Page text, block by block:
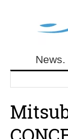
NewCarz.de